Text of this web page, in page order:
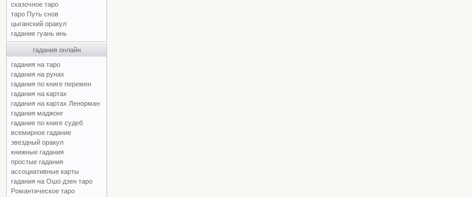
сказочное таро
таро Путь снов
цыганский оракул
гадание гуань инь
гадания онлайн
гадания на таро
гадания на рунах
гадания по книге перемен
гадания на картах
гадания на картах Ленорман
гадания маджонг
гадание по книге судеб
всемирное гадание
звездный оракул
книжные гадания
простые гадания
ассоциативные карты
гадания на Ошо дзен таро
Романтическое таро